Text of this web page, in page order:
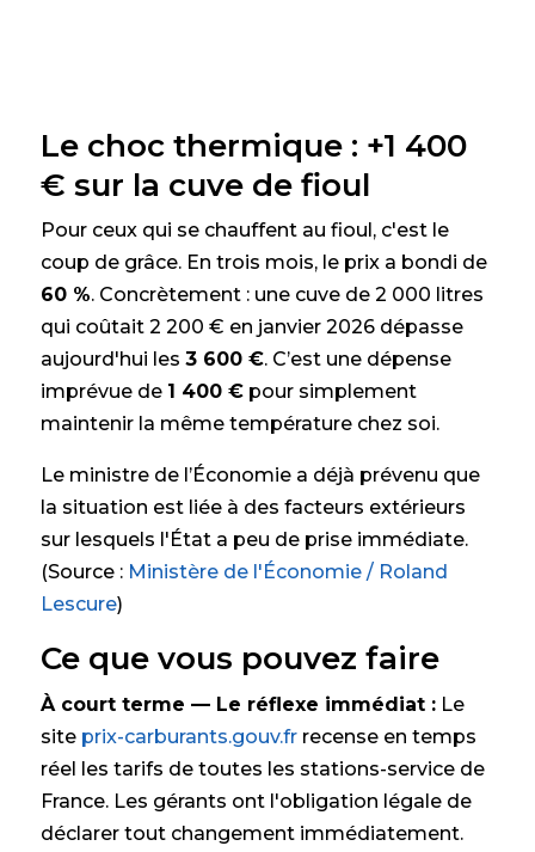
Le choc thermique : +1 400
€ sur la cuve de fioul
Pour ceux qui se chauffent au fioul, c'est le
coup de grâce. En trois mois, le prix a bondi de
60 %. Concrètement : une cuve de 2 000 litres
qui coûtait 2 200 € en janvier 2026 dépasse
aujourd'hui les 3 600 €. C’est une dépense
imprévue de 1 400 €pour simplement
maintenir la même température chez soi.
Le ministre de l’Économie a déjà prévenu que
la situation est liée à des facteurs extérieurs
sur lesquels l'État a peu de prise immédiate.
(Source : Ministère de l'Économie / Roland
Lescure)
Ce que vous pouvez faire
À court terme — Le réflexe immédiat :Le
site prix-carburants.gouv.frrecense en temps
réel les tarifs de toutes les stations-service de
France. Les gérants ont l'obligation légale de
déclarer tout changement immédiatement.